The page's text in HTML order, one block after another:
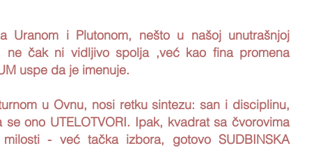
Uranom i Plutonom, nešto u našoj unutrašnjoj
ne čak ni vidljivo spolja ,već kao fina promena
uspe da je imenuje.
u Ovnu, nosi retku sintezu: san i disciplinu,
ono UTELOTVORI. Ipak, kvadrat sa čvorovima
- već tačka izbora, gotovo SUDBINSKA